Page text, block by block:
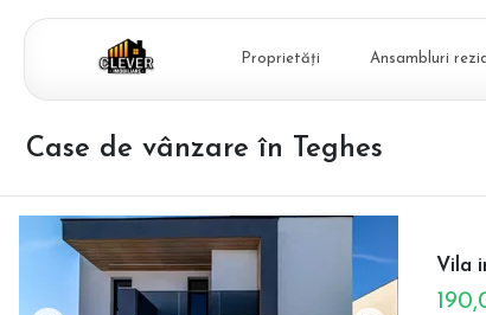
Proprietăți Ansambluri
Case de vânzare în Teghes
Vila